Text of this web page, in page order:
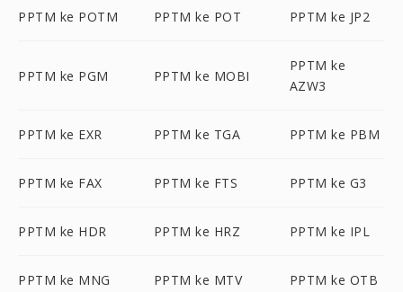
PPTM ke POTM PPTM ke POT PPTM ke JP2
PPTM ke PGM PPTM ke MOBI
PPTM ke
AZW3
PPTM ke EXR PPTM ke TGA PPTM ke PBM
PPTM ke FAX PPTM ke FTS PPTM ke G3
PPTM ke HDR PPTM ke HRZ PPTM ke IPL
PPTM ke MNG PPTM ke MTV PPTM ke OTB